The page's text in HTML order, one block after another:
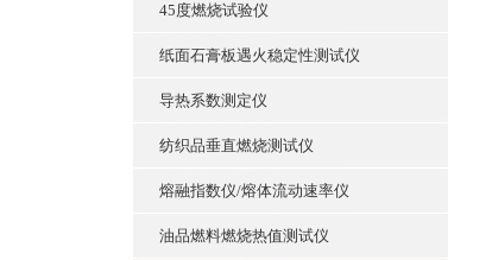
45度燃烧试验仪
纸面石膏板遇火稳定性测试仪
导热系数测定仪
纺织品垂直燃烧测试仪
熔融指数仪/熔体流动速率仪
油品燃料燃烧热值测试仪